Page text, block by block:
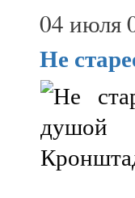
04 июля
Не